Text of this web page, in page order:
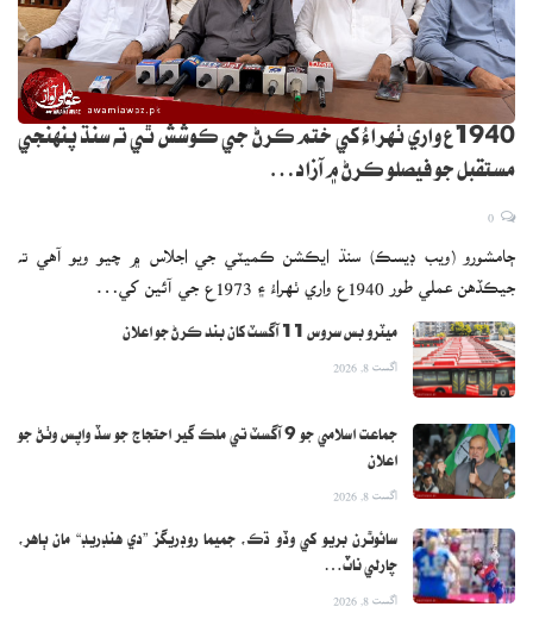
1940ع واري ٺهراءُ کي ختم ڪرڻ جي ڪوشش ٿي ته سنڌ پنهنجي
مستقبل جو فيصلو ڪرڻ ۾ آزاد…
ڄامشورو (ويب ڊيسڪ) سنڌ ايڪشن ڪميٽي جي اجلاس ۾ چيو ويو آهي ته
جيڪڏهن عملي طور 1940ع واري ٺهراءُ ۽ 1973ع جي آئين کي…
ميٽرو بس سروس 11 آگسٽ کان بند ڪرڻ جو اعلان
اگست 8, 2026
جماعت اسلامي جو 9 آگسٽ تي ملڪ گير احتجاج جو سڏ واپس وٺڻ جو
اعلان
اگست 8, 2026
سائوٿرن بريو کي وڏو ڌڪ، جميما روڊريگز ”دي هنڊريڊ“ مان ٻاهر،
چارلي ناٽ…
اگست 8, 2026